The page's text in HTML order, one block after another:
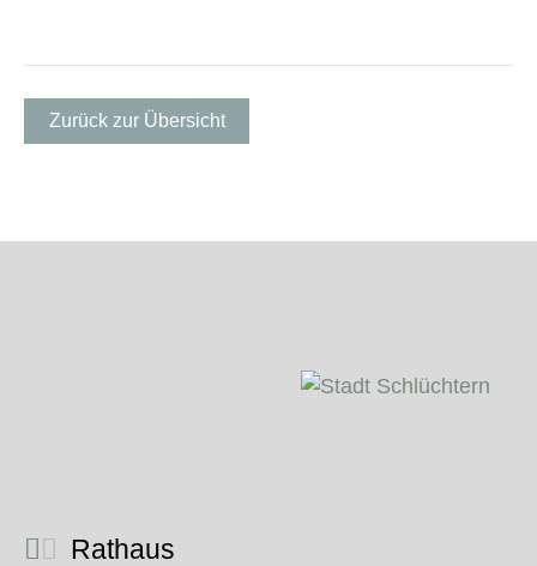
Zurück zur Übersicht
Rathaus